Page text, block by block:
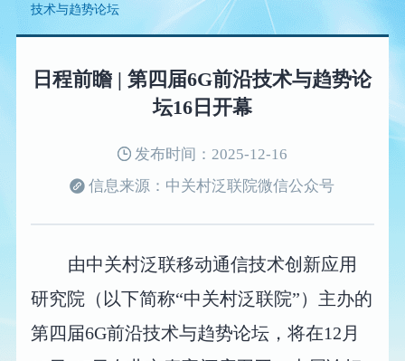
技术与趋势论坛
日程前瞻 | 第四届6G前沿技术与趋势论
坛16日开幕
发布时间：2025-12-16
信息来源：中关村泛联院微信公众号
由中关村泛联移动通信技术创新应用
研究院（以下简称“中关村泛联院”）主办的
第四届6G前沿技术与趋势论坛，将在12月